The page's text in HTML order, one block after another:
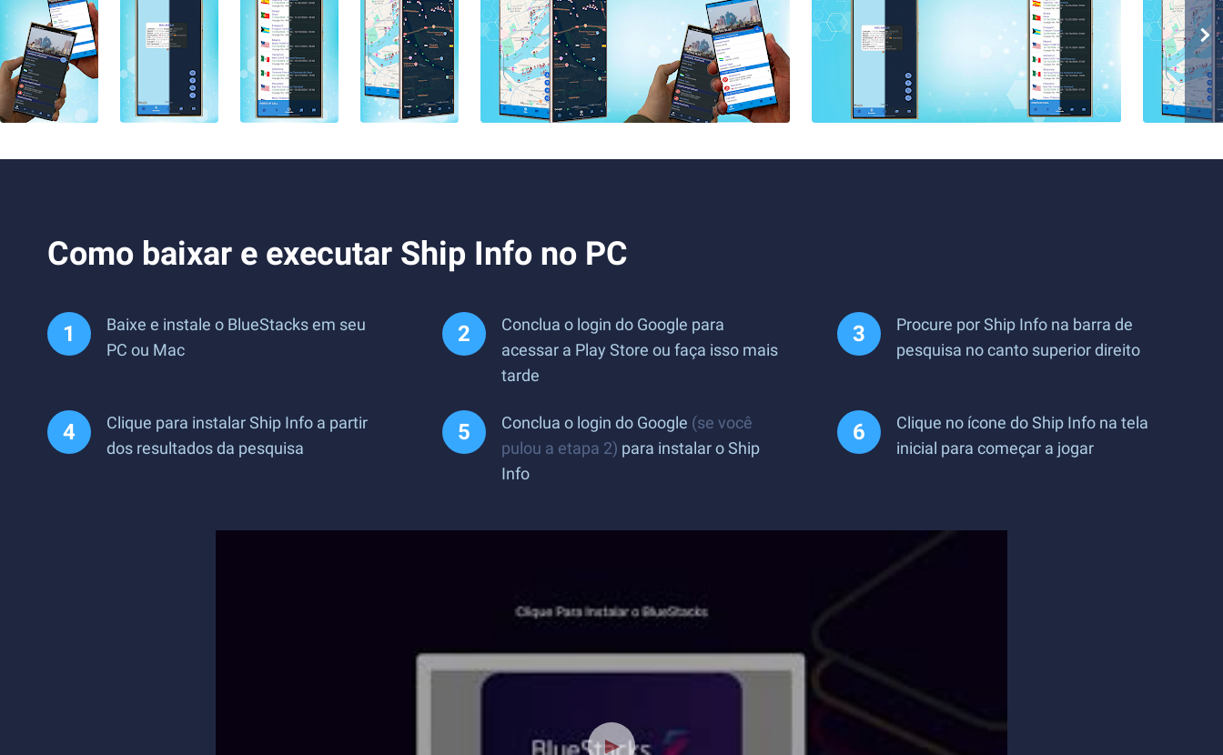
Como baixar e executar Ship Info no PC
Baixe e instale o BlueStacks em seu
PC ou Mac
Conclua o login do Google para
acessar a Play Store ou faça isso mais
tarde
Procure por Ship Info na barra de
pesquisa no canto superior direito
Clique para instalar Ship Info a partir
dos resultados da pesquisa
Conclua o login do Google (se você
pulou a etapa 2) para instalar o Ship
Info
Clique no ícone do Ship Info na tela
inicial para começar a jogar